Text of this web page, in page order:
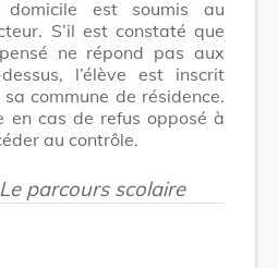
domicile est soumis au
S’il est constaté que
ne répond pas aux
l’élève est inscrit
sa commune de résidence.
en cas de refus opposé à
au contrôle.
Le parcours scolaire